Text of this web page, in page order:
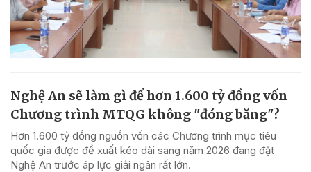
Nghệ An sẽ làm gì để hơn 1.600 tỷ đồng vốn
Chương trình MTQG không "đóng băng"?
Hơn 1.600 tỷ đồng nguồn vốn các Chương trình mục tiêu
quốc gia được đề xuất kéo dài sang năm 2026 đang đặt
Nghệ An trước áp lực giải ngân rất lớn.